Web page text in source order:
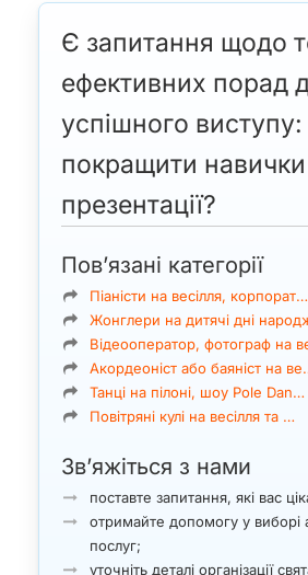
Є запитання щодо
ефективних порад
успішного виступу:
покращити навички
презентації?
Пов’язані категорії
Піаністи на весілля, корпорат…
Жонглери на дитячі дні
Відеооператор, фотограф на
Акордеоніст або баяніст на
Танці на пілоні, шоу Pole Dan…
Повітряні кулі на весілля та …
Зв’яжіться з нами
поставте запитання, які вас
отримайте допомогу у виборі
послуг;
уточніть деталі організації